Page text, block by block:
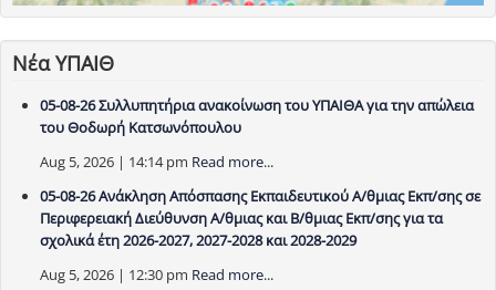
Νέα ΥΠΑΙΘ
05-08-26 Συλλυπητήρια ανακοίνωση του ΥΠΑΙΘΑ για την απώλεια
του Θοδωρή Κατσωνόπουλου
Aug 5, 2026 | 14:14 pm Read more...
05-08-26 Ανάκληση Απόσπασης Εκπαιδευτικού Α/θμιας Εκπ/σης σε
Περιφερειακή Διεύθυνση Α/θμιας και Β/θμιας Εκπ/σης για τα
σχολικά έτη 2026-2027, 2027-2028 και 2028-2029
Aug 5, 2026 | 12:30 pm Read more...